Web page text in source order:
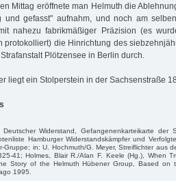
Mittag eröffnete man Helmuth die
und gefasst" aufnahm, und noch am
nahezu fabrikmäßiger Präzision (es
protokolliert) die Hinrichtung des
Plötzensee in Berlin durch.
liegt ein Stolperstein in der Sachsenstraße
Widerstand, Gefangenenkarteikarte der
Hamburger Widerstandskämpfer und
Gruppe; in: U. Hochmuth/G. Meyer, Streiflichter aus
41; Holmes, Blair R./Alan F. Keele (Hg.), When
Story of the Helmuth Hübener Group, Based on
1995.